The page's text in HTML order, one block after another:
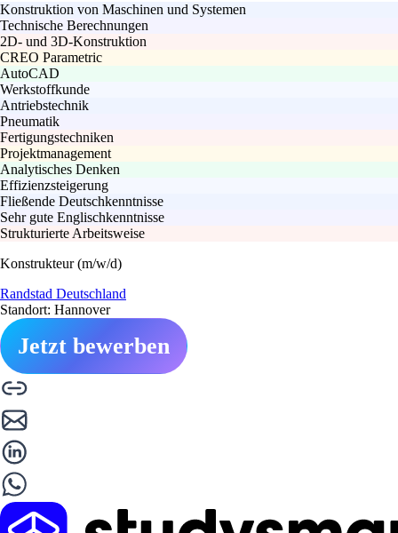
Konstruktion von Maschinen und Systemen
Technische Berechnungen
2D- und 3D-Konstruktion
CREO Parametric
AutoCAD
Werkstoffkunde
Antriebstechnik
Pneumatik
Fertigungstechniken
Projektmanagement
Analytisches Denken
Effizienzsteigerung
Fließende Deutschkenntnisse
Sehr gute Englischkenntnisse
Strukturierte Arbeitsweise
Konstrukteur (m/w/d)
Randstad Deutschland
Standort: Hannover
Jetzt bewerben